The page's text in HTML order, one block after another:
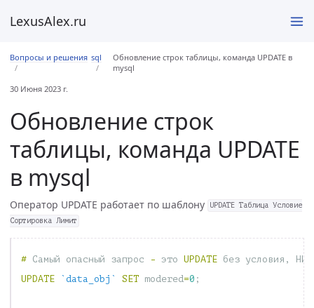
LexusAlex.ru
Вопросы и решения sql
Обновление строк таблицы, команда UPDATE в
mysql
30 Июня 2023 г.
Обновление строк
таблицы, команда UPDATE
в mysql
Оператор UPDATE работает по шаблону
UPDATE Таблица Условие
Сортировка Лимит
# Самый опасный запрос - это UPDATE без условия ,
UPDATE
`data_obj` SET modered=0 ;